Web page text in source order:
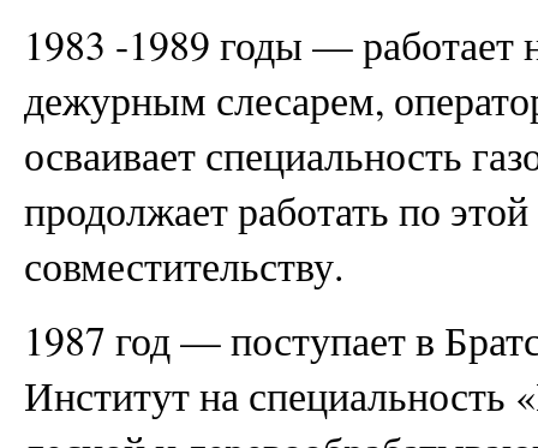
1983 -1989 годы —
дежурным слесарем,
осваивает специальность
продолжает работать по
совместительству.
1987 год — поступает в
Институт на